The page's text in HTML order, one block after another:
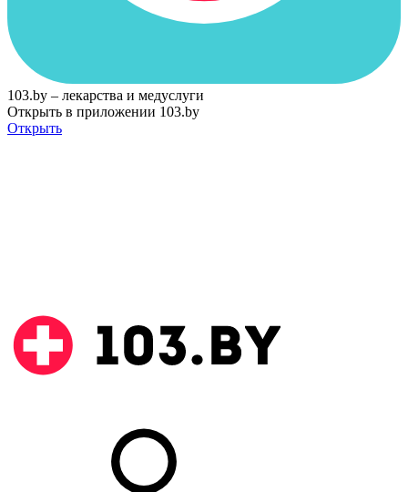
103.by – лекарства и медуслуги
Открыть в приложении 103.by
Открыть